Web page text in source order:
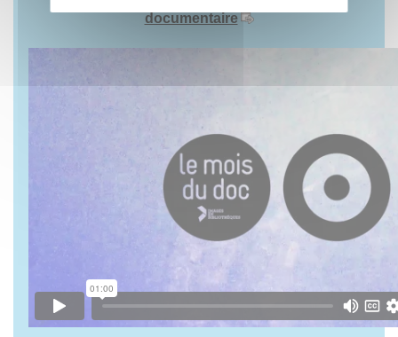
documentaire